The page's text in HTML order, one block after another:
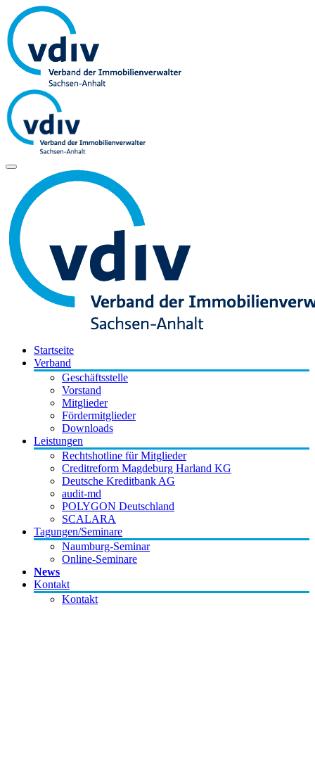
Startseite
Verband
Geschäftsstelle
Vorstand
Mitglieder
Fördermitglieder
Downloads
Leistungen
Rechtshotline für Mitglieder
Creditreform Magdeburg Harland KG
Deutsche Kreditbank AG
audit-md
POLYGON Deutschland
SCALARA
Tagungen/Seminare
Naumburg-Seminar
Online-Seminare
News
Kontakt
Kontakt